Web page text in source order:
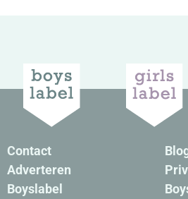
Contact
Adverteren
Boyslabel